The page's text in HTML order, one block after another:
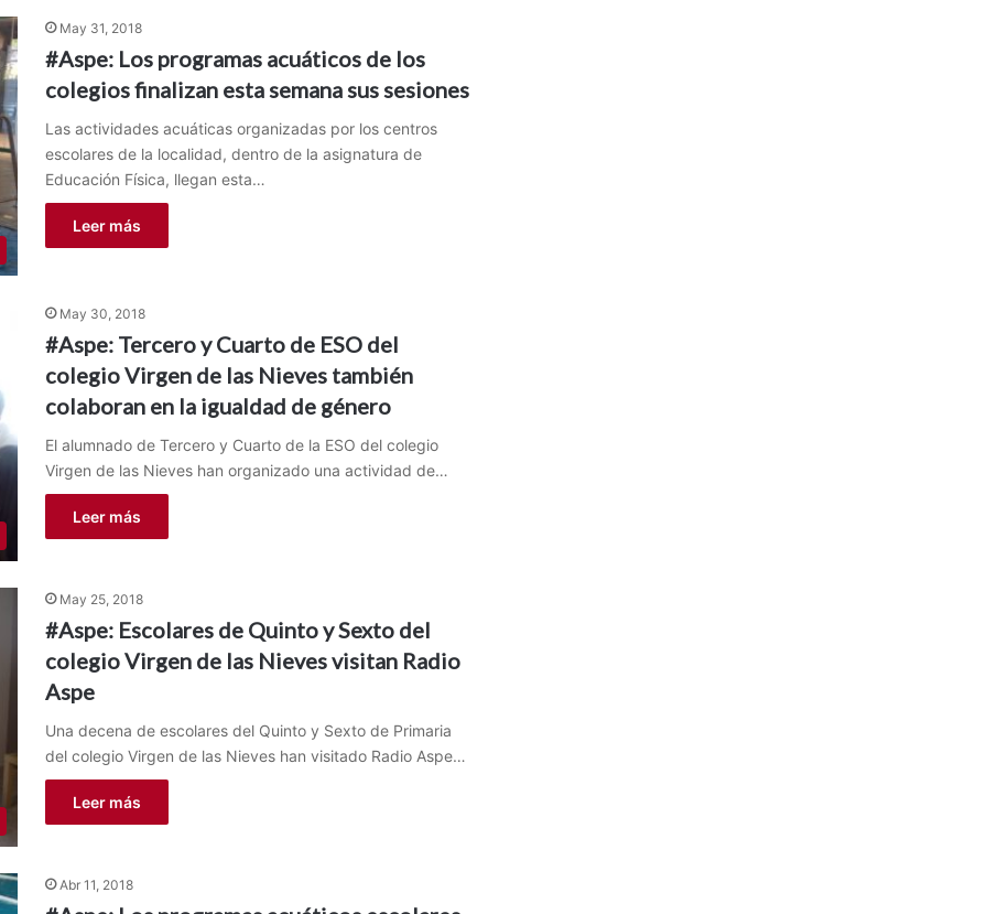
May 31, 2018
#Aspe: Los programas acuáticos de los
colegios finalizan esta semana sus sesiones
Las actividades acuáticas organizadas por los centros
escolares de la localidad, dentro de la asignatura de
Educación Física, llegan esta…
Leer más
May 30, 2018
#Aspe: Tercero y Cuarto de ESO del
colegio Virgen de las Nieves también
colaboran en la igualdad de género
El alumnado de Tercero y Cuarto de la ESO del colegio
Virgen de las Nieves han organizado una actividad de…
Leer más
May 25, 2018
#Aspe: Escolares de Quinto y Sexto del
colegio Virgen de las Nieves visitan Radio
Aspe
Una decena de escolares del Quinto y Sexto de Primaria
del colegio Virgen de las Nieves han visitado Radio Aspe…
Leer más
Abr 11, 2018